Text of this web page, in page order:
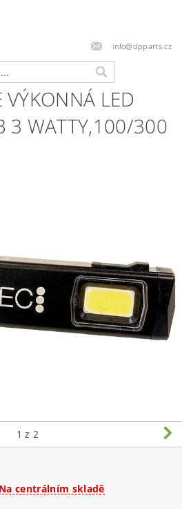
info@dpparts.cz
VÝKONNÁ LED
3 WATTY,100/300
1 z 2
Na centrálním skladě